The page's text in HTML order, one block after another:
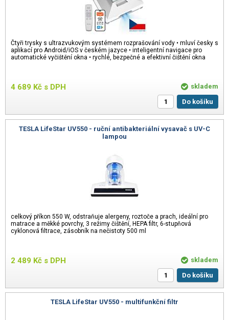
Čtyři trysky s ultrazvukovým systémem rozprašování vody • mluví česky s
aplikací pro Android/iOS v českém jazyce • inteligentní navigace pro
automatické vyčištění okna • rychlé, bezpečné a efektivní čištění okna
4 689 Kč s DPH
skladem
Do košíku
TESLA LifeStar UV550 - ruční antibakteriální vysavač s UV-C
lampou
celkový příkon 550 W, odstraňuje alergeny, roztoče a prach, ideální pro
matrace a měkké povrchy, 3 režimy čištění, HEPA filtr, 6-stupňová
cyklonová filtrace, zásobník na nečistoty 500 ml
2 489 Kč s DPH
skladem
Do košíku
TESLA LifeStar UV550 - multifunkční filtr